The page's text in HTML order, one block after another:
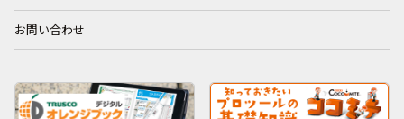
お問い合わせ